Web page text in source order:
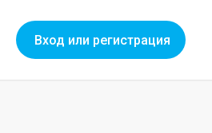
Вход или регистрация